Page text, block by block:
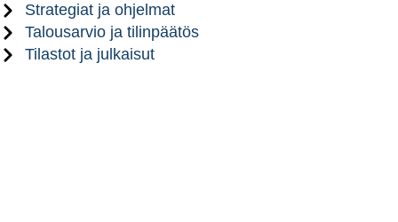
Strategiat ja ohjelmat
Talousarvio ja tilinpäätös
Tilastot ja julkaisut